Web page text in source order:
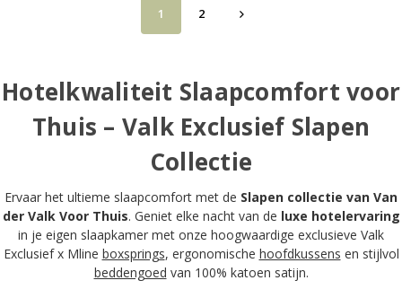
1 2
Hotelkwaliteit Slaapcomfort voor
Thuis – Valk Exclusief Slapen
Collectie
Ervaar het ultieme slaapcomfort met de Slapen collectie van Van
der Valk Voor Thuis. Geniet elke nacht van de luxe hotelervaring
in je eigen slaapkamer met onze hoogwaardige exclusieve Valk
Exclusief x Mline boxsprings, ergonomische hoofdkussens en stijlvol
beddengoed van 100% katoen satijn.